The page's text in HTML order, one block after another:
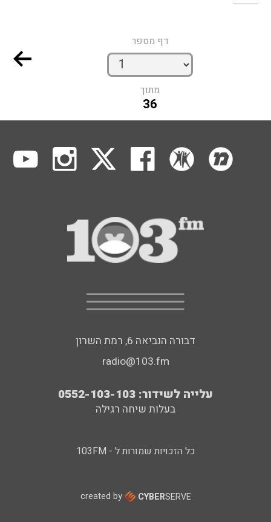
דף מספר
מתוך
36
דבורה הנביאה 6, רמת השרון
radio@103.fm
עלייה לשידור: 0552-103-103
בעלות שיחה רגילה
כל הזכויות שמורות ל - 103FM
created by CYBERSERVE